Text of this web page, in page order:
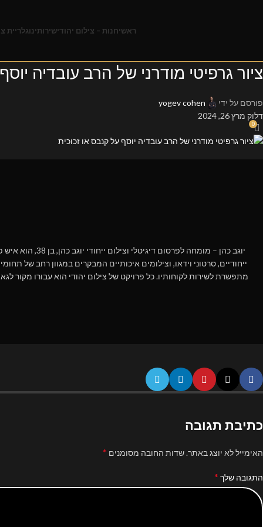
ראשיחנות – צילום יהודישירותינוגלריית
ציור גרפיטי מודרני של הרב עובדיה
פורסם על ידי
yogev cohen
דלוק מרץ 26, 2024
0
ייחודיים, סרטוני וידאו, וצילומים איכותיים המבקרים במגוון רחב של
מתפשרת לשירות לקוחותיו. כל פרויקט של צילום יהודי הוא עבורו מקור
כתיבת תגובה
האימייל לא יוצג באתר.שדות החובה מסומנים *
התגובה שלך *